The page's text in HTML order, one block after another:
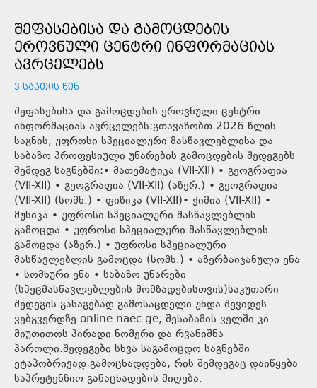
ᲨᲔᲤᲐᲡᲔᲑᲘᲡᲐ ᲓᲐ ᲒᲐᲛᲝᲪᲓᲔᲑᲘᲡ
ᲔᲠᲝᲕᲜᲣᲚᲘ ᲪᲔᲜᲢᲠᲘ ᲘᲜᲤᲝᲠᲛᲐᲪᲘᲐᲡ
ᲐᲕᲠᲪᲔᲚᲔᲑᲡ
3 ᲡᲐᲐᲗᲘᲡ ᲬᲘᲜ
შეფასებისა და გამოცდების ეროვნული ცენტრი
ინფორმაციას ავრცელებს:გთავაზობთ 2026 წლის
საგნის, უფროსი სპეციალური მასწავლებლისა და
საბაზო პროფესიული უნარების გამოცდების შედეგებს
შემდეგ საგნებში:• მათემატიკა (VII-XII) • გეოგრაფია
(VII-XII) • გეოგრაფია (VII-XII) (აზერ.) • გეოგრაფია
(VII-XII) (სომხ.) • ფიზიკა (VII-XII)• ქიმია (VII-XII) •
მუსიკა • უფროსი სპეციალური მასწავლებლის
გამოცდა • უფროსი სპეციალური მასწავლებლის
გამოცდა (აზერ.) • უფროსი სპეციალური
მასწავლებლის გამოცდა (სომხ.) • აზერბაიჯანული ენა
• სომხური ენა • საბაზო უნარები
(სპეცმასწავლებლების მომზადებისთვის)საკუთარი
შედეგის გასაგებად გამოსაცდელი უნდა შევიდეს
ვებგვერდზე online.naec.ge, შესაბამის ველში კი
მიუთითოს პირადი ნომერი და რვანიშნა
პაროლი.შედეგები სხვა საგამოცდო საგნებში
ეტაპობრივად გამოცხადდება, რის შემდეგაც დაიწყება
საპრეტენზიო განაცხადების მიღება.